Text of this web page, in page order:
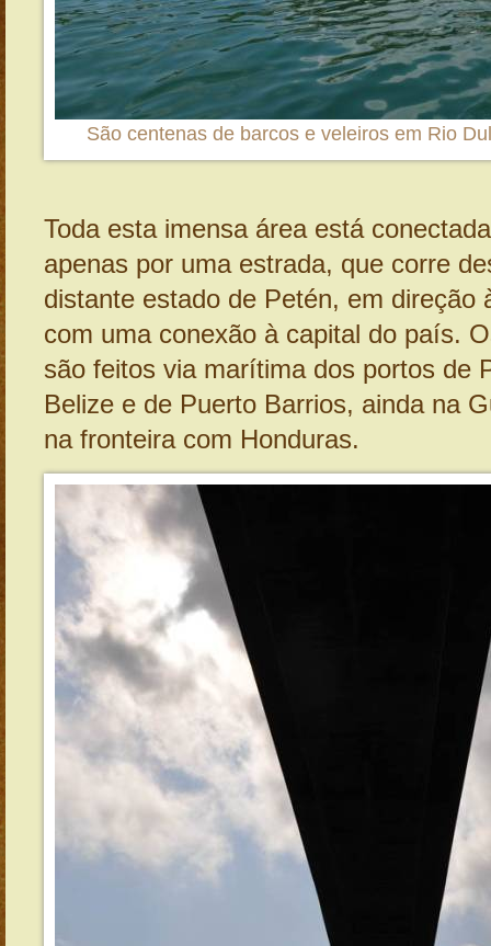
São centenas de barcos e veleiros em Rio
Toda esta imensa área está
apenas por uma estrada, que corre
distante estado de Petén, em direção
com uma conexão à capital do país.
são feitos via marítima dos portos de
Belize e de Puerto Barrios, ainda na
na fronteira com Honduras.